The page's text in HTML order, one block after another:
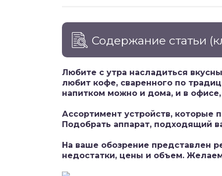
Содержание статьи
Любите с утра насладиться
любит кофе, сваренного по
напитком можно и дома, и в офисе,
Ассортимент устройств, которые
Подобрать аппарат, подходящий
На ваше обозрение представлен
недостатки, цены и объем.